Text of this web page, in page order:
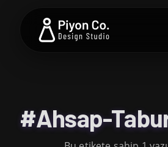
#Ahsap-